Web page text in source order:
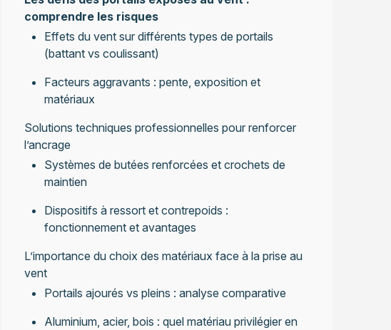
comprendre les risques
Effets du vent sur différents types de portails
(battant vs coulissant)
Facteurs aggravants : pente, exposition et
matériaux
Solutions techniques professionnelles pour renforcer
l’ancrage
Systèmes de butées renforcées et crochets de
maintien
Dispositifs à ressort et contrepoids :
fonctionnement et avantages
L’importance du choix des matériaux face à la prise au
vent
Portails ajourés vs pleins : analyse comparative
Aluminium, acier, bois : quel matériau privilégier en